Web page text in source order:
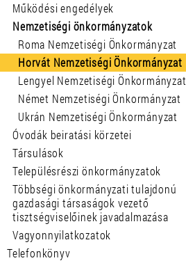
Működési engedélyek
Nemzetiségi önkormányzatok
Roma Nemzetiségi Önkormányzat
Horvát Nemzetiségi Önkormányzat
Lengyel Nemzetiségi Önkormányzat
Német Nemzetiségi Önkormányzat
Ukrán Nemzetiségi Önkormányzat
Óvodák beiratási körzetei
Társulások
Településrészi önkormányzatok
Többségi önkormányzati tulajdonú
gazdasági társaságok vezető
tisztségviselőinek javadalmazása
Vagyonnyilatkozatok
Telefonkönyv